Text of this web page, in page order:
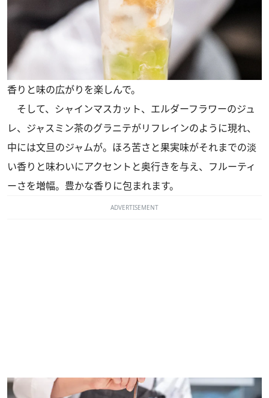
香りと味の広がりを楽しんで。
そして、シャインマスカット、エルダーフラワーのジュ
レ、ジャスミン茶のグラニテがリフレインのように現れ、
中には文旦のジャムが。ほろ苦さと果実味がそれまでの淡
い香りと味わいにアクセントと奥行きを与え、フルーティ
ーさを増幅。豊かな香りに包まれます。
ADVERTISEMENT